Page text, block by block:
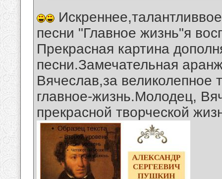
песни "Главное жизнь"я
Прекрасная картина
песни.Замечательная
Вячеслав,за великолепное
главное-жизнь.Молодец,
прекрасной творческой